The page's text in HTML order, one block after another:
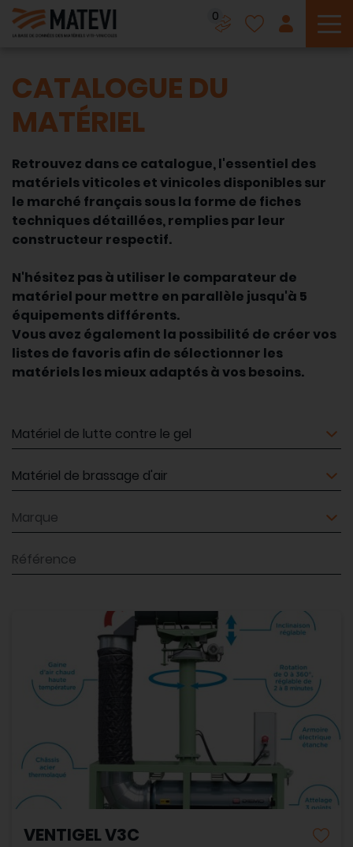
0
CATALOGUE DU
MATÉRIEL
Retrouvez dans ce catalogue, l'essentiel des
matériels viticoles et vinicoles disponibles sur
le marché français sous la forme de fiches
techniques détaillées, remplies par leur
constructeur respectif.
N'hésitez pas à utiliser le comparateur de
matériel pour mettre en parallèle jusqu'à 5
équipements différents.
Vous avez également la possibilité de créer vos
listes de favoris afin de sélectionner les
matériels les mieux adaptés à vos besoins.
Matériel
Matériel
Marque
Référence
VENTIGEL V3C